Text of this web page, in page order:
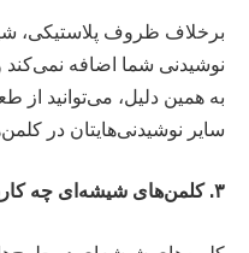
برخلاف ظروف پلاستیکی،
نوشیدنی شما اضافه
به همین دلیل، می‌توانید از
سایر نوشیدنی‌هایتان در
۳. کلمن‌های شیشه‌ای چه کاربردی در پذیرایی تابستانی دارند؟